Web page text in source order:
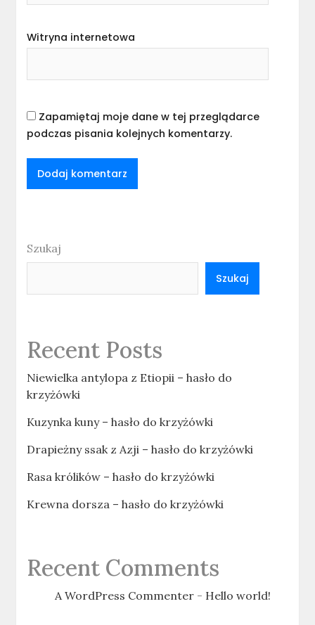
Witryna internetowa
Zapamiętaj moje dane w tej przeglądarce
podczas pisania kolejnych komentarzy.
Szukaj
Szukaj
Recent Posts
Niewielka antylopa z Etiopii – hasło do
krzyżówki
Kuzynka kuny – hasło do krzyżówki
Drapieżny ssak z Azji – hasło do krzyżówki
Rasa królików – hasło do krzyżówki
Krewna dorsza – hasło do krzyżówki
Recent Comments
A WordPress Commenter - Hello world!